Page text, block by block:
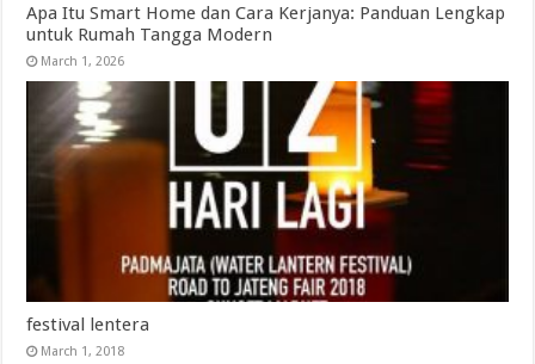
Apa Itu Smart Home dan Cara Kerjanya: Panduan Lengkap
untuk Rumah Tangga Modern
March 1, 2026
festival lentera
March 1, 2018